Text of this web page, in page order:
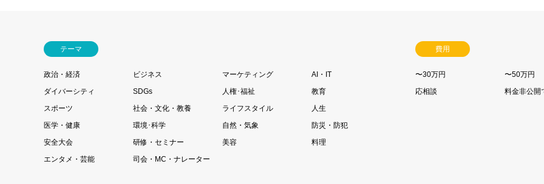
テーマ
政治・経済 ビジネス マーケティング
AI・IT
ダイバーシティ
SDGs 人権･福祉
教育
スポーツ
社会・文化・教養 ライフスタイル
人生
医学・健康
環境･科学 自然・気象
防災・防犯
安全大会
研修・セミナー 美容
料理
エンタメ・芸能
司会・MC・ナレーター
費用
〜30万円
〜50万円
応相談
料金非公開